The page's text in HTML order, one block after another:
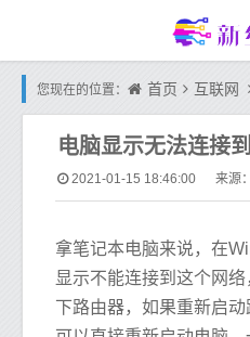
您现在的位置： 首页 互联网
电脑显示无法连接
2021-01-15 18:46:00 来源：
拿笔记本电脑来说，在
显示不能连接到这个网
下路由器，如果重新启动